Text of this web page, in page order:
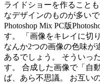
ライドショーを作ること
なデザインのものが多い
Photoshop Mix PC版
す。 「画像をキレイに切
なんか2つの画像の色味
あるでしょう。 そういっ
す。 合成した画像で「自
ば、あら不思議。 お互い